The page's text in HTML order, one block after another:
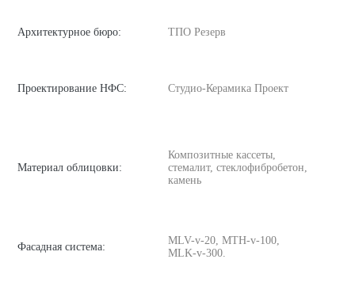
Архитектурное бюро: ТПО Резерв
Проектирование НФС: Студио-Керамика Проект
Материал облицовки:
Композитные кассеты,
стемалит, стеклофибробетон,
камень
Фасадная система:
MLV-v-20, MTH-v-100,
MLK-v-300.